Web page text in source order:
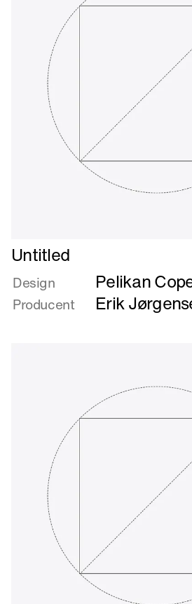
Læs
mere
om
Untitled
Untitled
Design Pelikan
Producent Erik